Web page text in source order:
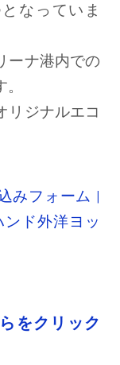
なっていま
ーナ港内での
リジナルエコ
みフォーム |
ド外洋ヨッ
をクリック